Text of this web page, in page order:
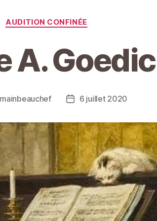
Catégories
AUDITION CONFINÉE
A.
Date
l’article
6 juillet 2020